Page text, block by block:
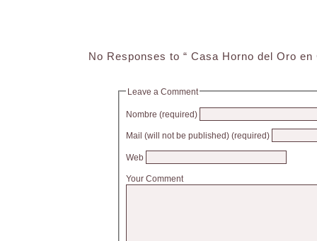
No Responses to “ Casa Horno del Oro en
Leave a Comment
Nombre (required)
Mail (will not be published) (required)
Web
Your Comment